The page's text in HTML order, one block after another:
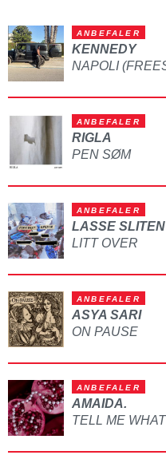
ANBEFALER
KENNEDY
ANBEFALER
RIGLA
PEN SØM
ANBEFALER
LASSE SLITEN
LITT OVER
ANBEFALER
ASYA SARI
ON PAUSE
ANBEFALER
AMAIDA.